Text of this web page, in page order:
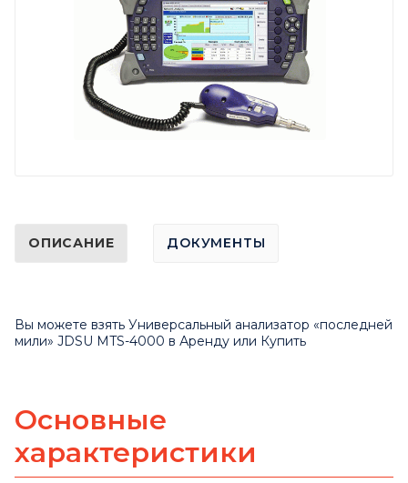
ОПИСАНИЕ ДОКУМЕНТЫ
Вы можете взять Универсальный анализатор «последней
мили» JDSU MTS-4000 в Аренду или Купить
Основные
характеристики